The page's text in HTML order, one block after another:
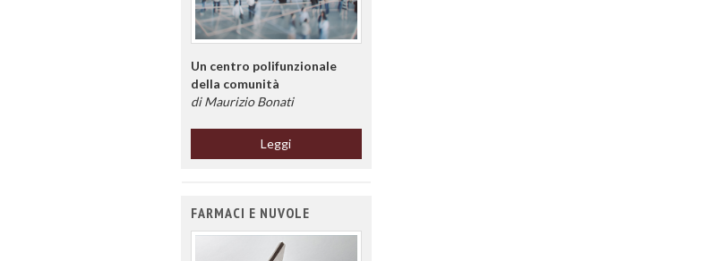
Un centro polifunzionale
della comunità
di Maurizio Bonati
Leggi
FARMACI E NUVOLE